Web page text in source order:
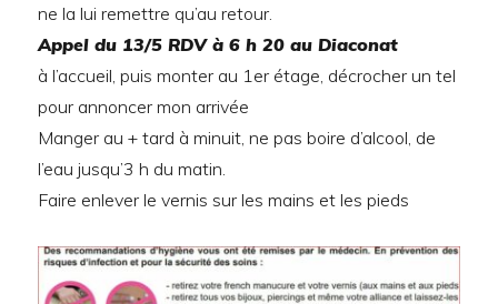
ne la lui remettre qu’au retour.
Appel du 13/5 RDV à 6 h 20 au Diaconat
à l’accueil, puis monter au 1er étage, décrocher un tel
pour annoncer mon arrivée
Manger au + tard à minuit, ne pas boire d’alcool, de
l’eau jusqu’3 h du matin.
Faire enlever le vernis sur les mains et les pieds